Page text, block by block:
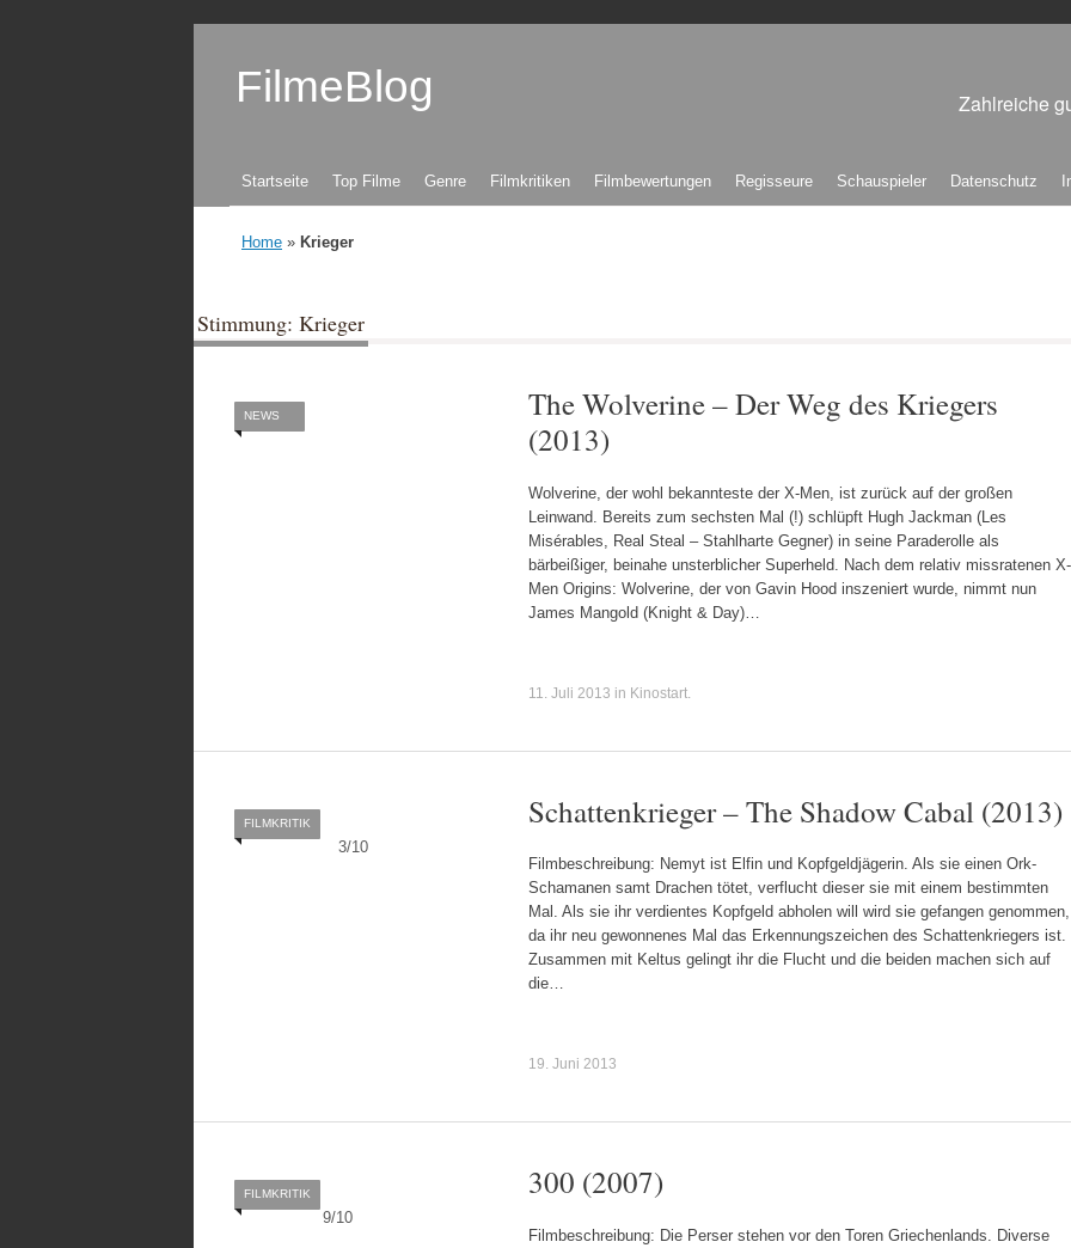
FilmeBlog Zahlreiche
Zum Inhalt springen
Startseite Top Filme Genre Filmkritiken Filmbewertungen Regisseure Schauspieler Datenschutz
Home » Krieger
Stimmung: Krieger
NEWS
The Wolverine – Der Weg des Kriegers
(2013)
Wolverine, der wohl bekannteste der X-Men, ist zurück auf der großen
Leinwand. Bereits zum sechsten Mal (!) schlüpft Hugh Jackman (Les
Misérables, Real Steal – Stahlharte Gegner) in seine Paraderolle als
bärbeißiger, beinahe unsterblicher Superheld. Nach dem relativ missratenen X-
Men Origins: Wolverine, der von Gavin Hood inszeniert wurde, nimmt nun
James Mangold (Knight & Day)…
11. Juli 2013 in Kinostart
3/10
FILMKRITIK Schattenkrieger – The Shadow Cabal (2013)
Filmbeschreibung: Nemyt ist Elfin und Kopfgeldjägerin. Als sie einen Ork-
Schamanen samt Drachen tötet, verflucht dieser sie mit einem bestimmten
Mal. Als sie ihr verdientes Kopfgeld abholen will wird sie gefangen genommen,
da ihr neu gewonnenes Mal das Erkennungszeichen des Schattenkriegers ist.
Zusammen mit Keltus gelingt ihr die Flucht und die beiden machen sich auf
die…
19. Juni 2013
9/10
FILMKRITIK 300 (2007)
Filmbeschreibung: Die Perser stehen vor den Toren Griechenlands. Diverse